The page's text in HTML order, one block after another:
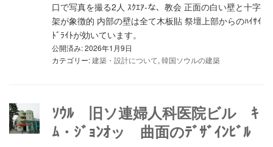
口で写真を撮る2人 ｽｸｴｱ-な、教会 正面の白い壁と十字
架が象徴的 内部の壁は全て木板貼 祭壇上部からのﾊｲｻｲ
ﾄﾞﾗｲﾄが効いています。
公開済み: 2026年1月9日
カテゴリー:建築・設計について, 韓国ソウルの建築
ｿｳﾙ 旧ソ連婦人科医院ビル ｷ
ﾑ・ｼﾞｮﾝｵッ 曲面のﾃﾞｻﾞｲﾝﾋﾞﾙ